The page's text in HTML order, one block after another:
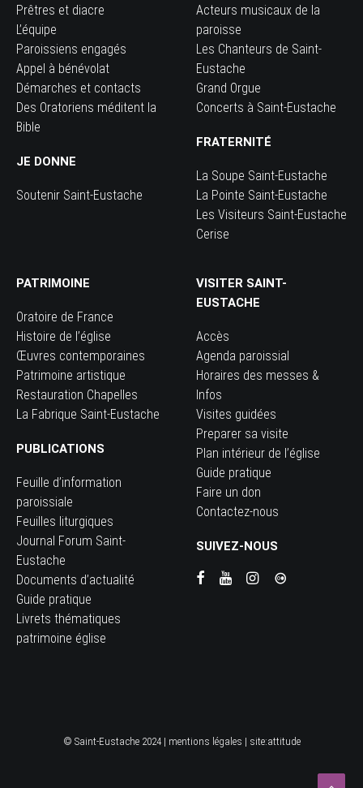
Prêtres et diacre
L’équipe
Paroissiens engagés
Appel à bénévolat
Démarches et contacts
Des Oratoriens méditent la
Bible
JE DONNE
Soutenir Saint-Eustache
Acteurs musicaux de la
paroisse
Les Chanteurs de Saint-
Eustache
Grand Orgue
Concerts à Saint-Eustache
FRATERNITÉ
La Soupe Saint-Eustache
La Pointe Saint-Eustache
Les Visiteurs Saint-Eustache
Cerise
PATRIMOINE
Oratoire de France
Histoire de l’église
Œuvres contemporaines
Patrimoine artistique
Restauration Chapelles
La Fabrique Saint-Eustache
PUBLICATIONS
Feuille d’information
paroissiale
Feuilles liturgiques
Journal Forum Saint-
Eustache
Documents d’actualité
Guide pratique
Livrets thématiques
patrimoine église
VISITER SAINT-
EUSTACHE
Accès
Agenda paroissial
Horaires des messes &
Infos
Visites guidées
Preparer sa visite
Plan intérieur de l’église
Guide pratique
Faire un don
Contactez-nous
SUIVEZ-NOUS
© Saint-Eustache 2024 | mentions légales | site:attitude